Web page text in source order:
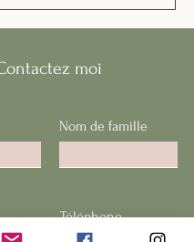
moi
Nom de famille
Téléphone